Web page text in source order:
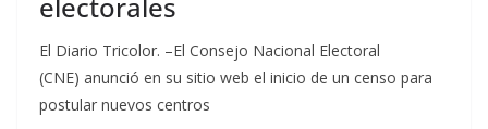
El Diario Tricolor. –El Consejo Nacional Electoral
(CNE) anunció en su sitio web el inicio de un censo para
postular nuevos centros